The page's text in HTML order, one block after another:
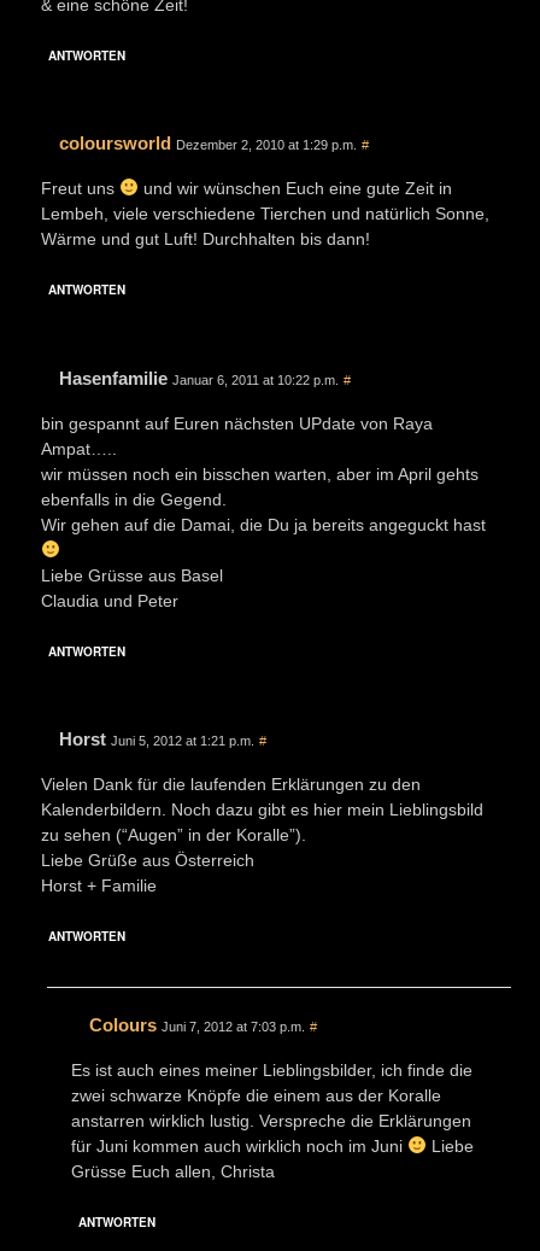
& eine schöne Zeit!
ANTWORTEN
coloursworld Dezember 2, 2010 at 1:29 p.m. #
Freut uns
und wir wünschen Euch eine gute Zeit in
Lembeh, viele verschiedene Tierchen und natürlich Sonne,
Wärme und gut Luft! Durchhalten bis dann!
ANTWORTEN
Hasenfamilie Januar 6, 2011 at 10:22 p.m. #
bin gespannt auf Euren nächsten UPdate von Raya
Ampat…..
wir müssen noch ein bisschen warten, aber im April gehts
ebenfalls in die Gegend.
Wir gehen auf die Damai, die Du ja bereits angeguckt hast
Liebe Grüsse aus Basel
Claudia und Peter
ANTWORTEN
Horst Juni 5, 2012 at 1:21 p.m. #
Vielen Dank für die laufenden Erklärungen zu den
Kalenderbildern. Noch dazu gibt es hier mein Lieblingsbild
zu sehen (“Augen” in der Koralle”).
Liebe Grüße aus Österreich
Horst + Familie
ANTWORTEN
Colours Juni 7, 2012 at 7:03 p.m. #
Es ist auch eines meiner Lieblingsbilder, ich finde die
zwei schwarze Knöpfe die einem aus der Koralle
anstarren wirklich lustig. Verspreche die Erklärungen
für Juni kommen auch wirklich noch im Juni
Liebe
Grüsse Euch allen, Christa
ANTWORTEN